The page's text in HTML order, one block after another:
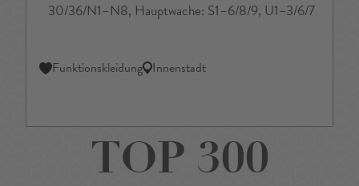
30/36/N1–N8, Hauptwache: S1–6/8/9, U1–3/6/7
Funktionskleidung Innenstadt
TOP 300